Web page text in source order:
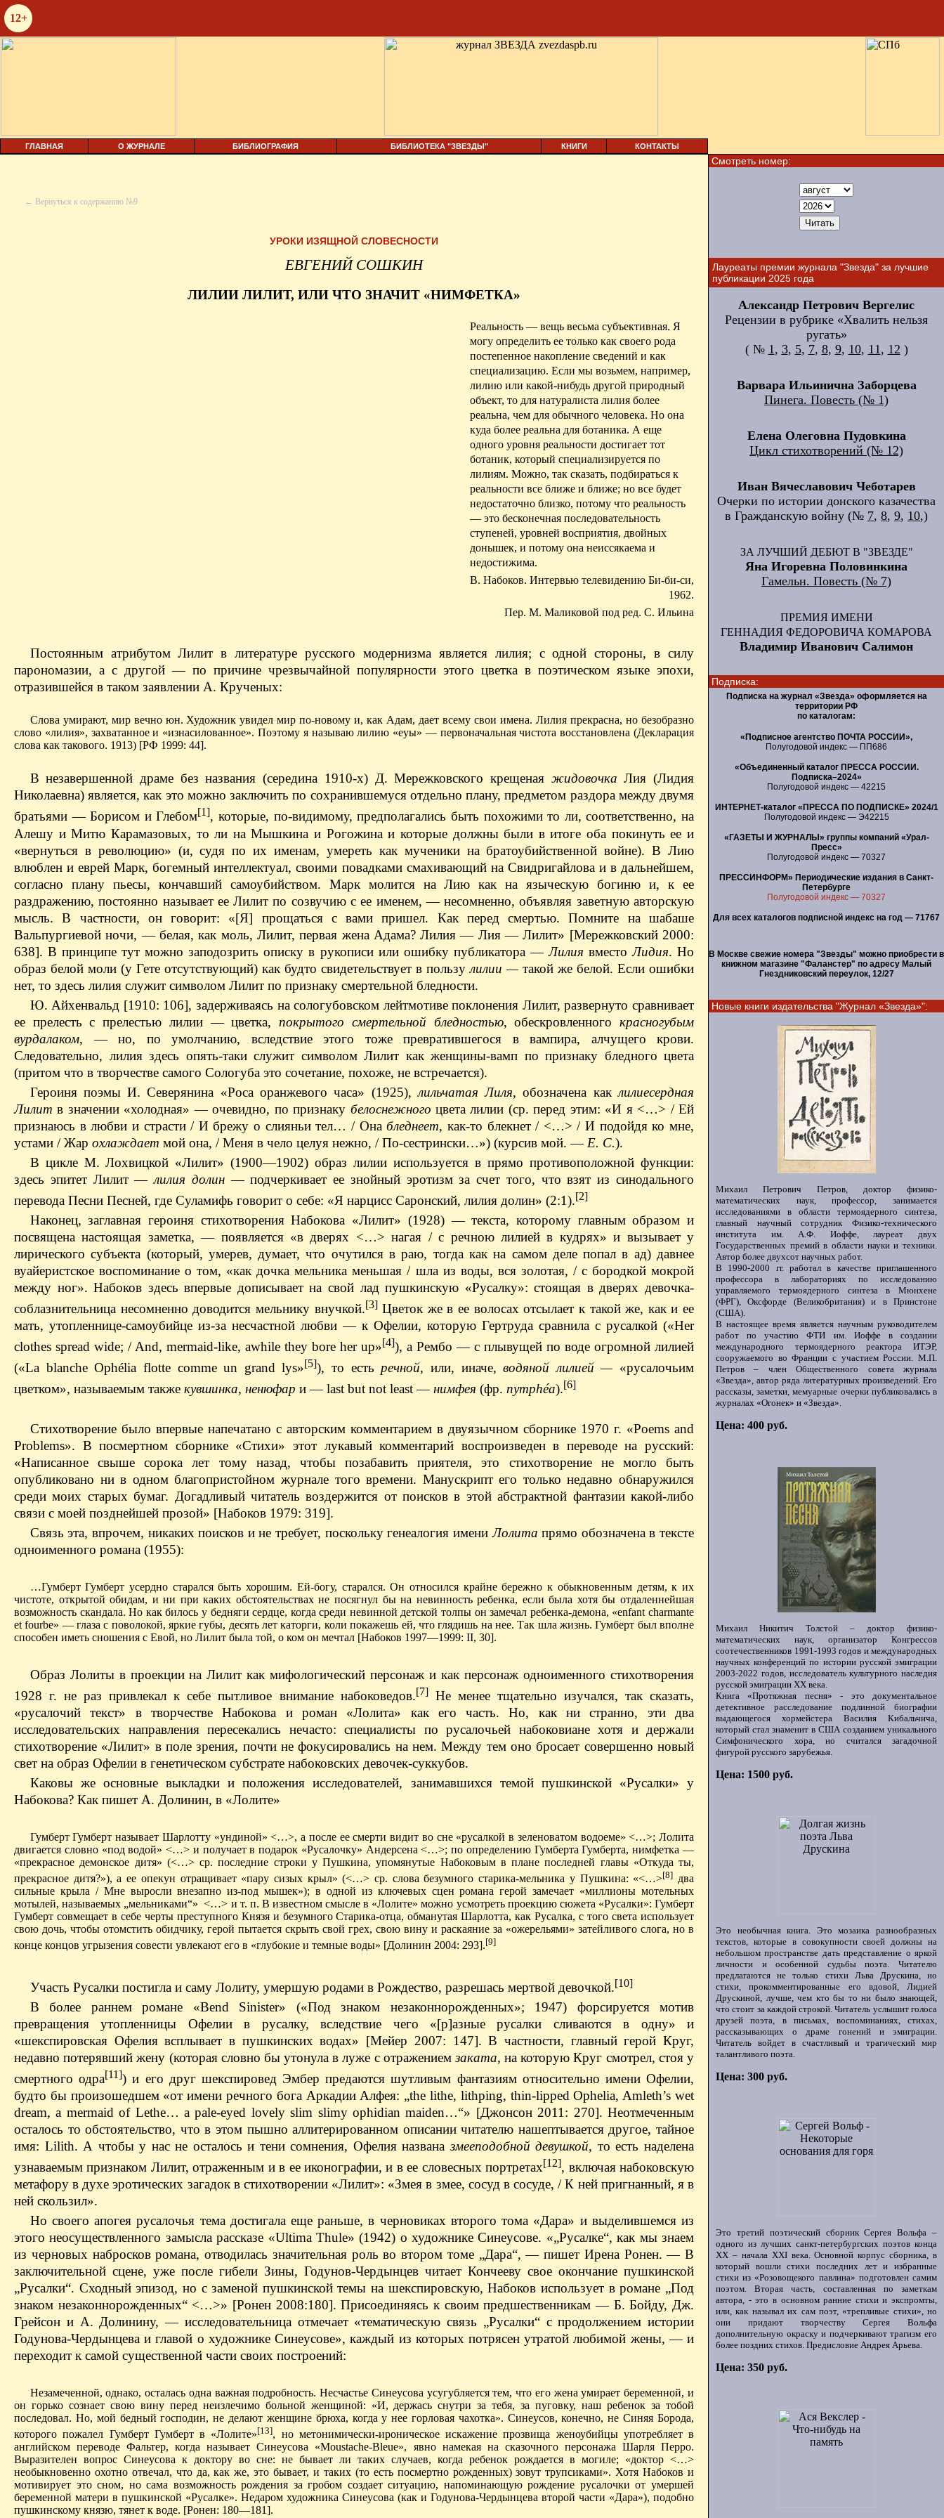
12+
ГЛАВНАЯ О ЖУРНАЛЕ БИБЛИОГРАФИЯ БИБЛИОТЕКА "ЗВЕЗДЫ" КНИГИ КОНТАКТЫ
← Вернуться к содержанию №9
УРОКИ ИЗЯЩНОЙ СЛОВЕСНОСТИ
ЕВГЕНИЙ СОШКИН
ЛИЛИИ ЛИЛИТ, ИЛИ ЧТО ЗНАЧИТ «НИМФЕТКА»
Реальность — вещь весьма субъективная. Я
могу определить ее только как своего рода
постепенное накопление сведений и как
специализацию. Если мы возьмем, например,
лилию или какой-нибудь другой природный
объект, то для натуралиста лилия более
реальна, чем для обычного человека. Но она
куда более реальна для ботаника. А еще
одного уровня реальности достигает тот
ботаник, который специализируется по
лилиям. Можно, так сказать, подбираться к
реальности все ближе и ближе; но все будет
недостаточно близко, потому что реальность
— это бесконечная последовательность
ступеней, уровней восприятия, двойных
донышек, и потому она неиссякаема и
недостижима.
В. Набоков. Интервью телевидению Би-би-си,
1962.
Пер. М. Маликовой под ред. С. Ильина
Постоянным атрибутом Лилит в литературе русского модернизма является лилия; с одной стороны, в силу
парономазии, а с другой — по причине чрезвычайной популярности этого цветка в поэтическом языке эпохи,
отразившейся в таком заявлении А. Крученых:
Слова умирают, мир вечно юн. Художник увидел мир по-новому и, как Адам, дает всему свои имена. Лилия прекрасна, но безобразно
слово «лилия», захватанное и «изнасилованное». Поэтому я называю лилию «еуы» — первоначальная чистота восстановлена (Декларация
слова как такового. 1913) [РФ 1999: 44].
В незавершенной драме без названия (середина 1910-х) Д. Мережковского крещеная жидовочкаЛия (Лидия
Николаевна) является, как это можно заключить по сохранившемуся отдельно плану, предметом раздора между двумя
братьями — Борисом и Глебом[1], которые, по-видимому, предполагались быть похожими то ли, соответственно, на
Алешу и Митю Карамазовых, то ли на Мышкина и Рогожина и которые должны были в итоге оба покинуть ее и
«вернуться в революцию» (и, судя по их именам, умереть как мученики на братоубийственной войне). В Лию
влюблен и еврей Марк, богемный интеллектуал, своими повадками смахивающий на Свидригайлова и в дальнейшем,
согласно плану пьесы, кончавший самоубийством. Марк молится на Лию как на языческую богиню и, к ее
раздражению, постоянно называет ее Лилит по созвучию с ее именем, — несомненно, объявляя заветную авторскую
мысль. В частности, он говорит: «[Я] прощаться с вами пришел. Как перед смертью. Помните на шабаше
Вальпургиевой ночи, — белая, как моль, Лилит, первая жена Адама? Лилия — Лия — Лилит» [Мережковский 2000:
638]. В принципе тут можно заподозрить описку в рукописи или ошибку публикатора —Лилия вместоЛидия. Но
образ белой моли (у Гете отсутствующий) как будто свидетельствует в пользулилии — такой же белой. Если ошибки
нет, то здесь лилия служит символом Лилит по признаку смертельной бледности.
Ю. Айхенвальд [1910: 106], задерживаясь на сологубовском лейтмотиве поклонения Лилит, развернуто сравнивает
ее прелесть с прелестью лилии — цветка, покрытого смертельной бледностью, обескровленногокрасногубым
вурдалаком, — но, по умолчанию, вследствие этого тоже превратившегося в вампира, алчущего крови.
Следовательно, лилия здесь опять-таки служит символом Лилит как женщины-вамп по признаку бледного цвета
(притом что в творчестве самого Сологуба это сочетание, похоже, не встречается).
Героиня поэмы И. Северянина «Роса оранжевого часа» (1925),лильчатая Лиля, обозначена каклилиесердная
Лилит в значении «холодная» — очевидно, по признаку белоснежного цвета лилии (ср. перед этим: «И я <…> / Ей
признаюсь в любви и страсти / И брежу о слияньи тел… / Онабледнеет, как-то блекнет / <…> / И подойдя ко мне,
устами / Жар охлаждает мой она, / Меня в чело целуя нежно, / По-сестрински…») (курсив мой. — Е. С.).
В цикле М. Лохвицкой «Лилит» (1900—1902) образ лилии используется в прямо противоположной функции:
здесь эпитет Лилит —лилия долин— подчеркивает ее знойный эротизм за счет того, что взят из синодального
перевода Песни Песней, где Суламифь говорит о себе: «Я нарцисс Саронский, лилия долин» (2:1).[2]
Наконец, заглавная героиня стихотворения Набокова «Лилит» (1928) — текста, которому главным образом и
посвящена настоящая заметка, — появляется «в дверях <…> нагая / с речною лилией в кудрях» и вызывает у
лирического субъекта (который, умерев, думает, что очутился в раю, тогда как на самом деле попал в ад) давнее
вуайеристское воспоминание о том, «как дочка мельника меньшая / шла из воды, вся золотая, / с бородкой мокрой
между ног». Набоков здесь впервые дописывает на свой лад пушкинскую «Русалку»: стоящая в дверях девочка-
соблазнительница несомненно доводится мельнику внучкой.[3]Цветок же в ее волосах отсылает к такой же, как и ее
мать, утопленнице-самоубийце из-за несчастной любви — к Офелии, которую Гертруда сравнила с русалкой («Her
clothes spread wide; / And, mermaid-like, awhile they bore her up»[4]), а Рембо — с плывущей по воде огромной лилией
(«La blanche Ophélia flotte comme un grand lys»[5]), то естьречной, или, иначе,водяной лилией — «русалочьим
цветком», называемым также кувшинка, ненюфар и — last but not least —нимфея (фр. nymphéa).[6]
Стихотворение было впервые напечатано с авторским комментарием в двуязычном сборнике 1970 г. «Poems and
Problems». В посмертном сборнике «Стихи» этот лукавый комментарий воспроизведен в переводе на русский:
«Написанное свыше сорока лет тому назад, чтобы позабавить приятеля, это стихотворение не могло быть
опубликовано ни в одном благопристойном журнале того времени. Манускрипт его только недавно обнаружился
среди моих старых бумаг. Догадливый читатель воздержится от поисков в этой абстрактной фантазии какой-либо
связи с моей позднейшей прозой» [Набоков 1979: 319].
Связь эта, впрочем, никаких поисков и не требует, поскольку генеалогия имениЛолита прямо обозначена в тексте
одноименного романа (1955):
…Гумберт Гумберт усердно старался быть хорошим. Ей-богу, старался. Он относился крайне бережно к обыкновенным детям, к их
чистоте, открытой обидам, и ни при каких обстоятельствах не посягнул бы на невинность ребенка, если была хотя бы отдаленнейшая
возможность скандала. Но как билось у бедняги сердце, когда среди невинной детской толпы он замечал ребенка-демона, «enfant charmante
et fourbe» — глаза с поволокой, яркие губы, десять лет каторги, коли покажешь ей, что глядишь на нее. Так шла жизнь. Гумберт был вполне
способен иметь сношения с Евой, но Лилит была той, о ком он мечтал [Набоков 1997—1999: II, 30].
Образ Лолиты в проекции на Лилит как мифологический персонаж и как персонаж одноименного стихотворения
1928 г. не раз привлекал к себе пытливое внимание набоковедов.[7]Не менее тщательно изучался, так сказать,
«русалочий текст» в творчестве Набокова и роман «Лолита» как его часть. Но, как ни странно, эти два
исследовательских направления пересекались нечасто: специалисты по русалочьей набоковиане хотя и держали
стихотворение «Лилит» в поле зрения, почти не фокусировались на нем. Между тем оно бросает совершенно новый
свет на образ Офелии в генетическом субстрате набоковских девочек-суккубов.
Каковы же основные выкладки и положения исследователей, занимавшихся темой пушкинской «Русалки» у
Набокова? Как пишет А. Долинин, в «Лолите»
Гумберт Гумберт называет Шарлотту «ундиной» <…>, а после ее смерти видит во сне «русалкой в зеленоватом водоеме» <…>; Лолита
двигается словно «под водой» <…> и получает в подарок «Русалочку» Андерсена <…>; по определению Гумберта Гумберта, нимфетка —
«прекрасное демонское дитя» (<…> ср. последние строки у Пушкина, упомянутые Набоковым в плане последней главы «Откуда ты,
прекрасное дитя?»), а ее опекун отращивает «пару сизых крыл» (<…> ср. слова безумного старика-мельника у Пушкина: «<…>[8] два
сильные крыла / Мне выросли внезапно из-под мышек»); в одной из ключевых сцен романа герой замечает «миллионы мотельных
мотылей, называемых „мельниками“» <…> и т. п. В известном смысле в «Лолите» можно усмотреть проекцию сюжета «Русалки»: Гумберт
Гумберт совмещает в себе черты преступного Князя и безумного Старика-отца, обманутая Шарлотта, как Русалка, с того света использует
свою дочь, чтобы отомстить обидчику, герой пытается скрыть свой грех, свою вину и раскаяние за «ожерельями» затейливого слога, но в
конце концов угрызения совести увлекают его в «глубокие и темные воды» [Долинин 2004: 293].[9]
Участь Русалки постигла и саму Лолиту, умершую родами в Рождество, разрешась мертвой девочкой.[10]
В более раннем романе «Bend Sinister» («Под знаком незаконнорожденных»; 1947) форсируется мотив
превращения утопленницы Офелии в русалку, вследствие чего «[р]азные русалки сливаются в одну» и
«шекспировская Офелия всплывает в пушкинских водах» [Мейер 2007: 147]. В частности, главный герой Круг,
недавно потерявший жену (которая словно бы утонула в луже с отражениемзаката, на которую Круг смотрел, стоя у
смертного одра[11]) и его друг шекспировед Эмбер предаются шутливым фантазиям относительно имени Офелии,
будто бы произошедшем «от имени речного бога Аркадии Алфея: „the lithe, lithping, thin-lipped Ophelia, Amleth’s wet
dream, a mermaid of Lethe… a pale-eyed lovely slim slimy ophidian maiden…“» [Джонсон 2011: 270]. Неотмеченным
осталось то обстоятельство, что в этом пышно аллитерированном описании читателю нашептывается другое, тайное
имя: Lilith. А чтобы у нас не осталось и тени сомнения, Офелия названазмееподобной девушкой, то есть наделена
узнаваемым признаком Лилит, отраженным и в ее иконографии, и в ее словесных портретах[12], включая набоковскую
метафору в духе эротических загадок в стихотворении «Лилит»: «Змея в змее, сосуд в сосуде, / К ней пригнанный, я в
ней скользил».
Но своего апогея русалочья тема достигала еще раньше, в черновиках второго тома «Дара» и выделившемся из
этого неосуществленного замысла рассказе «Ultima Thule» (1942) о художнике Синеусове. «„Русалке“, как мы знаем
из черновых набросков романа, отводилась значительная роль во втором томе „Дара“, — пишет Ирена Ронен. — В
заключительной сцене, уже после гибели Зины, Годунов-Чердынцев читает Кончееву свое окончание пушкинской
„Русалки“. Сходный эпизод, но с заменой пушкинской темы на шекспировскую, Набоков использует в романе „Под
знаком незаконнорожденных“ <…>» [Ронен 2008:180]. Присоединяясь к своим предшественникам — Б. Бойду, Дж.
Грейсон и А. Долинину, — исследовательница отмечает «тематическую связь „Русалки“ с продолжением истории
Годунова-Чердынцева и главой о художнике Синеусове», каждый из которых потрясен утратой любимой жены, — и
переходит к самой существенной части своих построений:
Незамеченной, однако, осталась одна важная подробность. Несчастье Синеусова усугубляется тем, что его жена умирает беременной, и
он горько сознает свою вину перед неизлечимо больной женщиной: «И, держась снутри за тебя, за пуговку, наш ребенок за тобой
последовал. Но, мой бедный господин, не делают женщине брюха, когда у нее горловая чахотка». Синеусов, конечно, не Синяя Борода,
которого пожалел Гумберт Гумберт в «Лолите»[13], но метонимически-ироническое искажение прозвища женоубийцы употребляет в
английском переводе Фальтер, когда называет Синеусова «Moustache-Bleue», явно намекая на сказочного персонажа Шарля Перро.
Выразителен вопрос Синеусова к доктору во сне: не бывает ли таких случаев, когда ребенок рождается в могиле; «доктор <…>
необыкновенно охотно отвечал, что да, как же, это бывает, и таких (то есть посмертно рожденных) зовут трупсиками». Хотя Набоков и
мотивирует это сном, но сама возможность рождения за гробом создает ситуацию, напоминающую рождение русалочки от умершей
беременной матери в пушкинской «Русалке». Недаром художника Синеусова (как и Годунова-Чердынцева второй части «Дара»), подобно
пушкинскому князю, тянет к воде. [Ронен: 180—181].
Смотреть номер:
Лауреаты премии журнала "Звезда" за лучшие
публикации 2025 года
Александр Петрович Вергелис
Рецензии в рубрике «Хвалить нельзя
ругать»
( № 1, 3, 5, 7, 8, 9, 10, 11, 12 )
Варвара Ильинична Заборцева
Пинега. Повесть (№ 1)
Елена Олеговна Пудовкина
Цикл стихотворений (№ 12)
Иван Вячеславович Чеботарев
Очерки по истории донского казачества
в Гражданскую войну (№ 7, 8, 9, 10,)
ЗА ЛУЧШИЙ ДЕБЮТ В "ЗВЕЗДЕ"
Яна Игоревна Половинкина
Гамельн. Повесть (№ 7)
ПРЕМИЯ ИМЕНИ
ГЕННАДИЯ ФЕДОРОВИЧА КОМАРОВА
Владимир Иванович Салимон
Подписка:
Подписка на журнал «Звезда» оформляется на
территории РФ
по каталогам:
«Подписное агентство ПОЧТА РОССИИ»,
Полугодовой индекс — ПП686
«Объединенный каталог ПРЕССА РОССИИ.
Подписка–2024»
Полугодовой индекс — 42215
ИНТЕРНЕТ-каталог «ПРЕССА ПО ПОДПИСКЕ» 2024/1
Полугодовой индекс — Э42215
«ГАЗЕТЫ И ЖУРНАЛЫ» группы компаний «Урал-
Пресс»
Полугодовой индекс — 70327
ПРЕССИНФОРМ» Периодические издания в Санкт-
Петербурге
Полугодовой индекс — 70327
Для всех каталогов подписной индекс на год — 71767
В Москве свежие номера "Звезды" можно приобрести в
книжном магазине "Фаланстер" по адресу Малый
Гнездниковский переулок, 12/27
Новые книги издательства "Журнал «Звезда»":
Михаил Петрович Петров, доктор физико-
математических наук, профессор, занимается
исследованиями в области термоядерного синтеза,
главный научный сотрудник Физико-технического
института им. А.Ф. Иоффе, лауреат двух
Государственных премий в области науки и техники.
Автор более двухсот научных работ.
В 1990-2000 гг. работал в качестве приглашенного
профессора в лабораториях по исследованию
управляемого термоядерного синтеза в Мюнхене
(ФРГ), Оксфорде (Великобритания) и в Принстоне
(США).
В настоящее время является научным руководителем
работ по участию ФТИ им. Иоффе в создании
международного термоядерного реактора ИТЭР,
сооружаемого во Франции с участием России. М.П.
Петров – член Общественного совета журнала
«Звезда», автор ряда литературных произведений. Его
рассказы, заметки, мемуарные очерки публиковались в
журналах «Огонек» и «Звезда».
Цена: 400 руб.
Михаил Никитич Толстой – доктор физико-
математических наук, организатор Конгрессов
соотечественников 1991-1993 годов и международных
научных конференций по истории русской эмиграции
2003-2022 годов, исследователь культурного наследия
русской эмиграции ХХ века.
Книга «Протяжная песня» - это документальное
детективное расследование подлинной биографии
выдающегося хормейстера Василия Кибальчича,
который стал знаменит в США созданием уникального
Симфонического хора, но считался загадочной
фигурой русского зарубежья.
Цена: 1500 руб.
Это необычная книга. Это мозаика разнообразных
текстов, которые в совокупности своей должны на
небольшом пространстве дать представление о яркой
личности и особенной судьбы поэта. Читателю
предлагаются не только стихи Льва Друскина, но
стихи, прокомментированные его вдовой, Лидией
Друскиной, лучше, чем кто бы то ни было знающей,
что стоит за каждой строкой. Читатель услышит голоса
друзей поэта, в письмах, воспоминаниях, стихах,
рассказывающих о драме гонений и эмиграции.
Читатель войдет в счастливый и трагический мир
талантливого поэта.
Цена: 300 руб.
Это третий поэтический сборник Сергея Вольфа –
одного из лучших санкт-петербургских поэтов конца
ХХ – начала XXI века. Основной корпус сборника, в
который вошли стихи последних лет и избранные
стихи из «Розовощекого павлина» подготовлен самим
поэтом. Вторая часть, составленная по заметкам
автора, - это в основном ранние стихи и экспромты,
или, как называл их сам поэт, «трепливые стихи», но
они придают творчеству Сергея Вольфа
дополнительную окраску и подчеркивают трагизм его
более поздних стихов. Предисловие Андрея Арьева.
Цена: 350 руб.